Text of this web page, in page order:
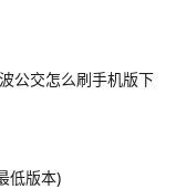
公交怎么刷手机版下
低版本)